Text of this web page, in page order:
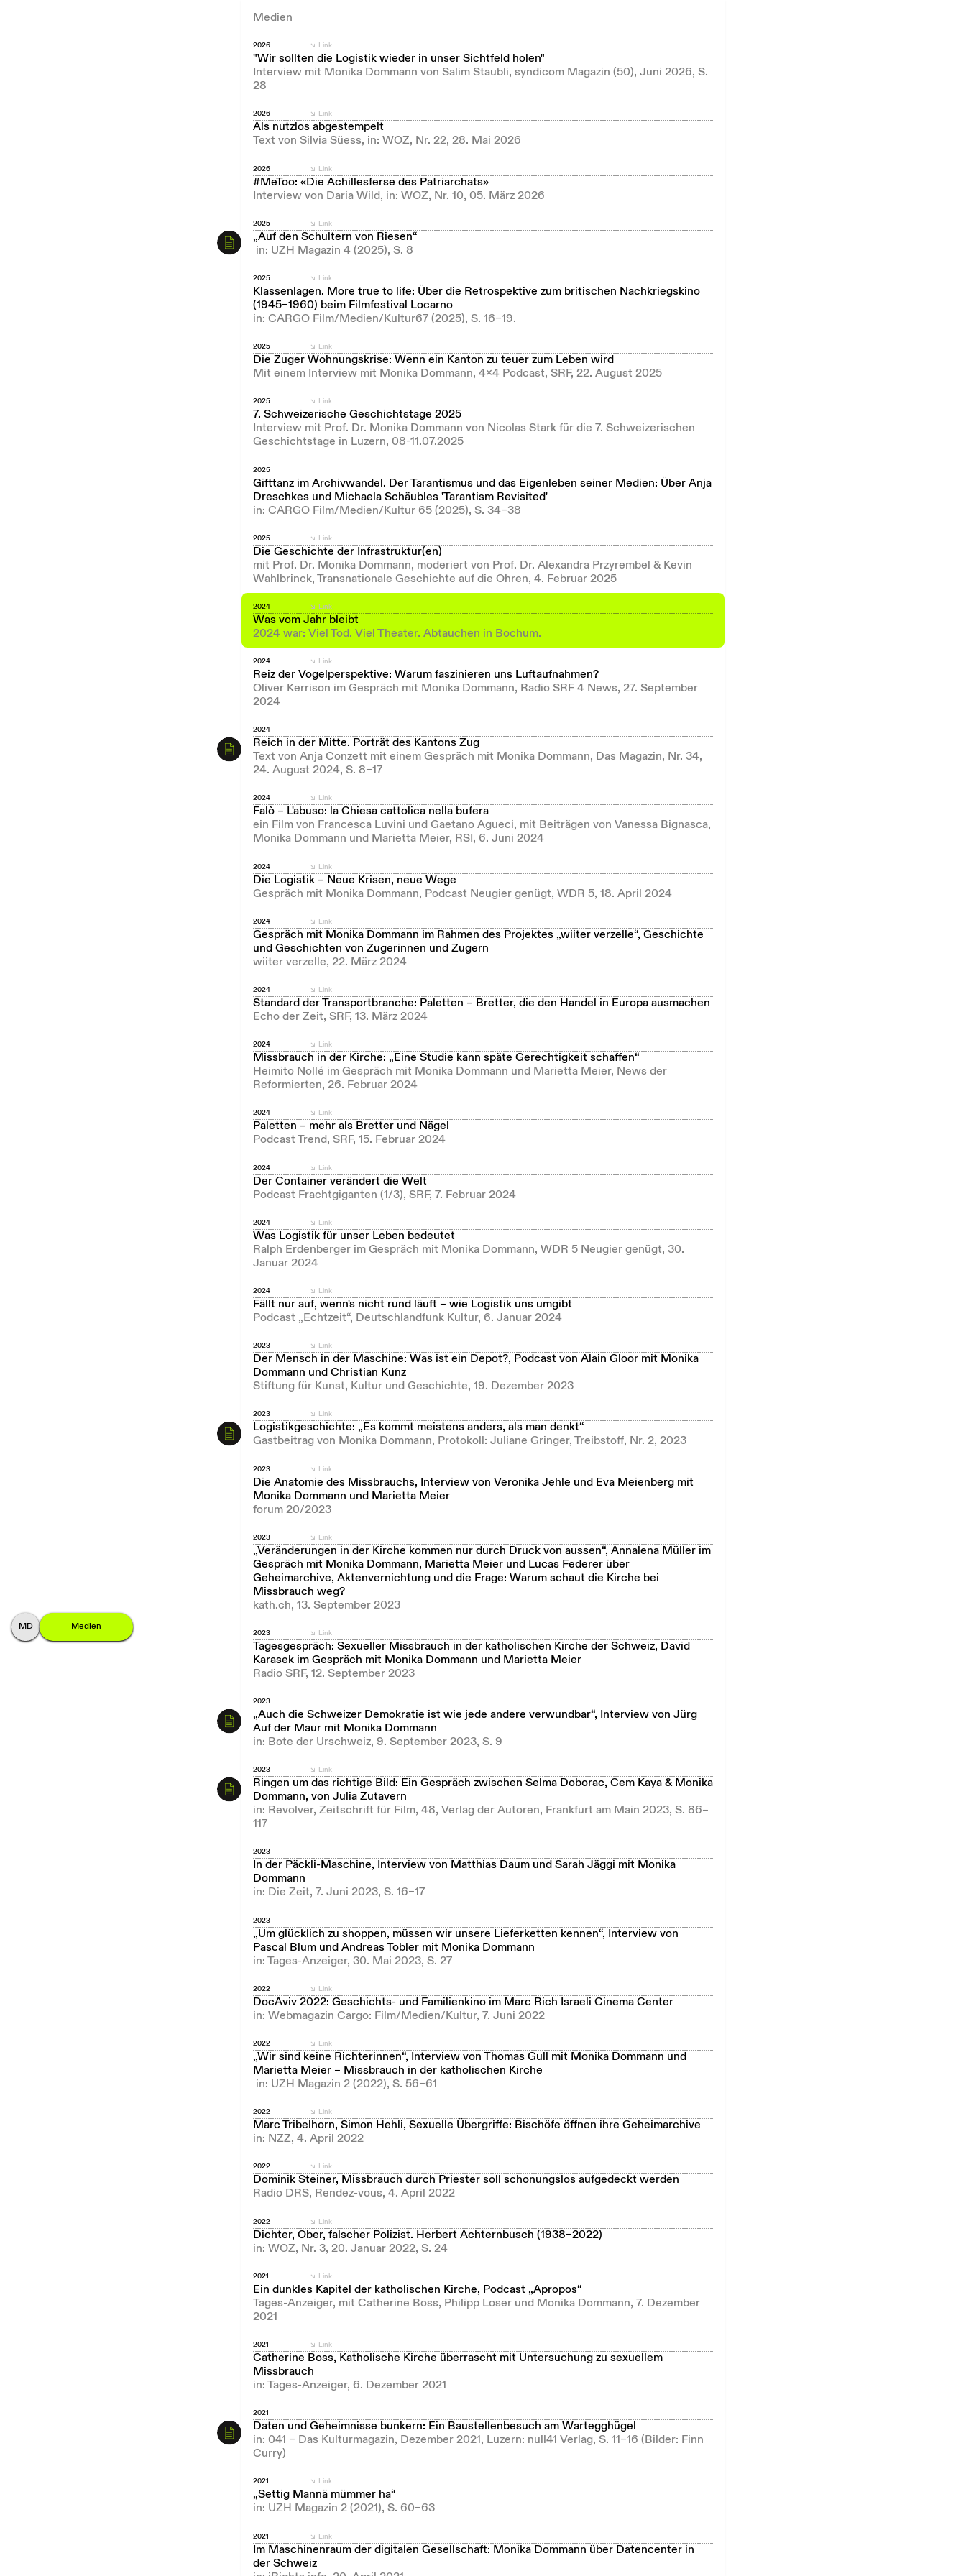
M onika
Dommann Medien
Medien
2026
"Wir sollten die Logistik wieder in unser Sichtfeld holen"
Interview mit Monika Dommann von Salim Staubli, syndicom Magazin (50), Juni 2026, S.
28
Link
2026
Als nutzlos abgestempelt
Text von Silvia Süess, in: WOZ, Nr. 22, 28. Mai 2026
Link
2026
#MeToo: «Die Achillesferse des Patriarchats»
Interview von Daria Wild, in: WOZ, Nr. 10, 05. März 2026
Link
2025
„Auf den Schultern von Riesen“
in: UZH Magazin 4 (2025), S. 8
Link
2025
Klassenlagen. More true to life: Über die Retrospektive zum britischen Nachkriegskino
(1945–1960) beim Filmfestival Locarno
in: CARGO Film/Medien/Kultur67 (2025), S. 16–19.
Link
2025
Die Zuger Wohnungskrise: Wenn ein Kanton zu teuer zum Leben wird
Mit einem Interview mit Monika Dommann, 4x4 Podcast, SRF, 22. August 2025
Link
2025
7. Schweizerische Geschichtstage 2025
Interview mit Prof. Dr. Monika Dommann von Nicolas Stark für die 7. Schweizerischen
Geschichtstage in Luzern, 08-11.07.2025
Link
2025
Gifttanz im Archivwandel. Der Tarantismus und das Eigenleben seiner Medien: Über Anja
Dreschkes und Michaela Schäubles 'Tarantism Revisited'
in: CARGO Film/Medien/Kultur 65 (2025), S. 34–38
2025
Die Geschichte der Infrastruktur(en)
mit Prof. Dr. Monika Dommann, moderiert von Prof. Dr. Alexandra Przyrembel & Kevin
Wahlbrinck, Transnationale Geschichte auf die Ohren, 4. Februar 2025
Link
2024
Was vom Jahr bleibt
2024 war: Viel Tod. Viel Theater. Abtauchen in Bochum.
Link
2024
Reiz der Vogelperspektive: Warum faszinieren uns Luftaufnahmen?
Oliver Kerrison im Gespräch mit Monika Dommann, Radio SRF 4 News, 27. September
2024
Link
2024
Reich in der Mitte. Porträt des Kantons Zug
Text von Anja Conzett mit einem Gespräch mit Monika Dommann, Das Magazin, Nr. 34,
24. August 2024, S. 8–17
2024
Falò – L'abuso: la Chiesa cattolica nella bufera
ein Film von Francesca Luvini und Gaetano Agueci, mit Beiträgen von Vanessa Bignasca,
Monika Dommann und Marietta Meier, RSI, 6. Juni 2024
Link
2024
Die Logistik – Neue Krisen, neue Wege
Gespräch mit Monika Dommann, Podcast Neugier genügt, WDR 5, 18. April 2024
Link
2024
Gespräch mit Monika Dommann im Rahmen des Projektes „wiiter verzelle“, Geschichte
und Geschichten von Zugerinnen und Zugern
wiiter verzelle, 22. März 2024
Link
2024
Standard der Transportbranche: Paletten – Bretter, die den Handel in Europa ausmachen
Echo der Zeit, SRF, 13. März 2024
Link
2024
Missbrauch in der Kirche: „Eine Studie kann späte Gerechtigkeit schaffen“
Heimito Nollé im Gespräch mit Monika Dommann und Marietta Meier, News der
Reformierten, 26. Februar 2024
Link
2024
Paletten – mehr als Bretter und Nägel
Podcast Trend, SRF, 15. Februar 2024
Link
2024
Der Container verändert die Welt
Podcast Frachtgiganten (1/3), SRF, 7. Februar 2024
Link
2024
Was Logistik für unser Leben bedeutet
Ralph Erdenberger im Gespräch mit Monika Dommann, WDR 5 Neugier genügt, 30.
Januar 2024
Link
2024
Fällt nur auf, wenn's nicht rund läuft – wie Logistik uns umgibt
Podcast „Echtzeit“, Deutschlandfunk Kultur, 6. Januar 2024
Link
2023
Der Mensch in der Maschine: Was ist ein Depot?, Podcast von Alain Gloor mit Monika
Dommann und Christian Kunz
Stiftung für Kunst, Kultur und Geschichte, 19. Dezember 2023
Link
2023
Logistikgeschichte: „Es kommt meistens anders, als man denkt“
Gastbeitrag von Monika Dommann, Protokoll: Juliane Gringer, Treibstoff, Nr. 2, 2023
Link
2023
Die Anatomie des Missbrauchs, Interview von Veronika Jehle und Eva Meienberg mit
Monika Dommann und Marietta Meier
forum 20/2023
Link
2023
„Veränderungen in der Kirche kommen nur durch Druck von aussen“, Annalena Müller im
Gespräch mit Monika Dommann, Marietta Meier und Lucas Federer über
Geheimarchive, Aktenvernichtung und die Frage: Warum schaut die Kirche bei
Missbrauch weg?
kath.ch, 13. September 2023
Link
2023
Tagesgespräch: Sexueller Missbrauch in der katholischen Kirche der Schweiz, David
Karasek im Gespräch mit Monika Dommann und Marietta Meier
Radio SRF, 12. September 2023
Link
2023
„Auch die Schweizer Demokratie ist wie jede andere verwundbar“, Interview von Jürg
Auf der Maur mit Monika Dommann
in: Bote der Urschweiz, 9. September 2023, S. 9
2023
Ringen um das richtige Bild: Ein Gespräch zwischen Selma Doborac, Cem Kaya & Monika
Dommann, von Julia Zutavern
in: Revolver, Zeitschrift für Film, 48, Verlag der Autoren, Frankfurt am Main 2023, S. 86–
117
Link
2023
In der Päckli-Maschine, Interview von Matthias Daum und Sarah Jäggi mit Monika
Dommann
in: Die Zeit, 7. Juni 2023, S. 16–17
2023
„Um glücklich zu shoppen, müssen wir unsere Lieferketten kennen“, Interview von
Pascal Blum und Andreas Tobler mit Monika Dommann
in: Tages-Anzeiger, 30. Mai 2023, S. 27
2022
DocAviv 2022: Geschichts- und Familienkino im Marc Rich Israeli Cinema Center
in: Webmagazin Cargo: Film/Medien/Kultur, 7. Juni 2022
Link
2022
„Wir sind keine Richterinnen“, Interview von Thomas Gull mit Monika Dommann und
Marietta Meier – Missbrauch in der katholischen Kirche
in: UZH Magazin 2 (2022), S. 56–61
Link
2022
Marc Tribelhorn, Simon Hehli, Sexuelle Übergriffe: Bischöfe öffnen ihre Geheimarchive
in: NZZ, 4. April 2022
Link
2022
Dominik Steiner, Missbrauch durch Priester soll schonungslos aufgedeckt werden
Radio DRS, Rendez-vous, 4. April 2022
Link
2022
Dichter, Ober, falscher Polizist. Herbert Achternbusch (1938–2022)
in: WOZ, Nr. 3, 20. Januar 2022, S. 24
Link
2021
Ein dunkles Kapitel der katholischen Kirche, Podcast „Apropos“
Tages-Anzeiger, mit Catherine Boss, Philipp Loser und Monika Dommann, 7. Dezember
2021
Link
2021
Catherine Boss, Katholische Kirche überrascht mit Untersuchung zu sexuellem
Missbrauch
in: Tages-Anzeiger, 6. Dezember 2021
Link
2021
Daten und Geheimnisse bunkern: Ein Baustellenbesuch am Wartegghügel
in: 041 – Das Kulturmagazin, Dezember 2021, Luzern: null41 Verlag, S. 11–16 (Bilder: Finn
Curry)
2021
„Settig Mannä mümmer ha“
in: UZH Magazin 2 (2021), S. 60–63
Link
2021
Im Maschinenraum der digitalen Gesellschaft: Monika Dommann über Datencenter in
der Schweiz
Link